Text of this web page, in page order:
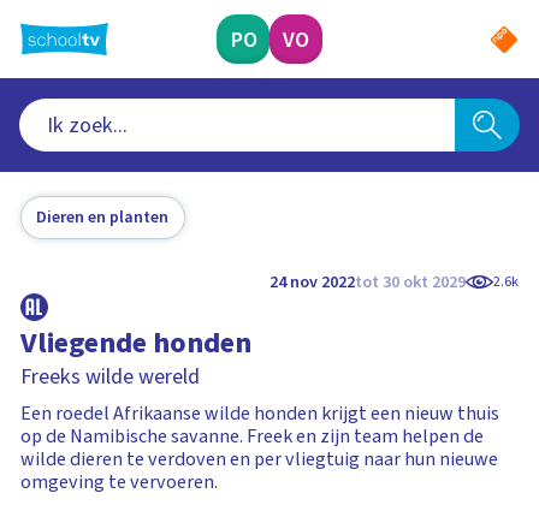
naar
hoofdinhoud
PO VO
Dieren en planten
24 nov 2022tot 30 okt 2029 2.6k
Vliegende honden
Freeks wilde wereld
Een roedel Afrikaanse wilde honden krijgt een nieuw thuis
op de Namibische savanne. Freek en zijn team helpen de
wilde dieren te verdoven en per vliegtuig naar hun nieuwe
omgeving te vervoeren.